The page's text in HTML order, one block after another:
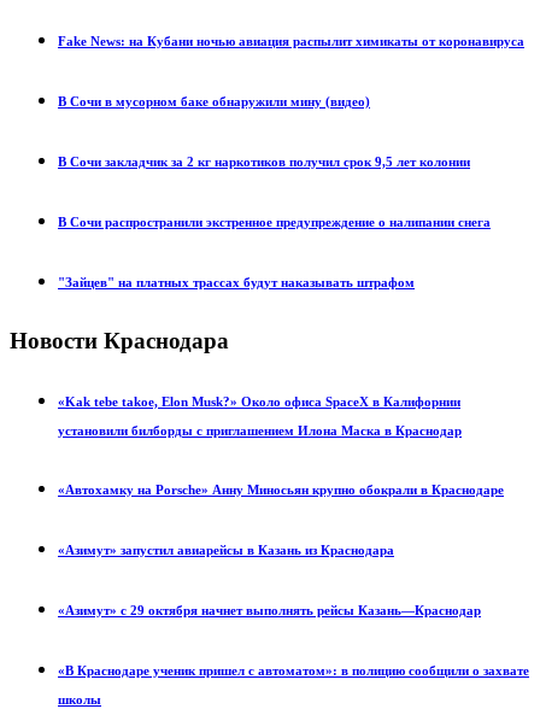
Fake News: на Кубани ночью авиация распылит химикаты от коронавируса
В Сочи в мусорном баке обнаружили мину (видео)
В Сочи закладчик за 2 кг наркотиков получил срок 9,5 лет колонии
В Сочи распространили экстренное предупреждение о налипании снега
"Зайцев" на платных трассах будут наказывать штрафом
Новости Краснодара
«Kak tebe takoe, Elon Musk?» Около офиса SpaceX в Калифорнии
установили билборды с приглашением Илона Маска в Краснодар
«Автохамку на Porsche» Анну Миносьян крупно обокрали в Краснодаре
«Азимут» запустил авиарейсы в Казань из Краснодара
«Азимут» с 29 октября начнет выполнять рейсы Казань—Краснодар
«В Краснодаре ученик пришел с автоматом»: в полицию сообщили о захвате
школы